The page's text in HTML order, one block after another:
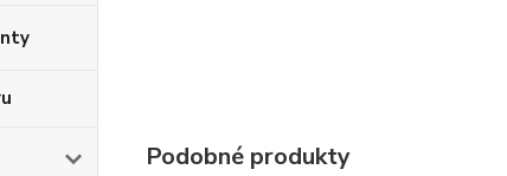
Podobné produkty